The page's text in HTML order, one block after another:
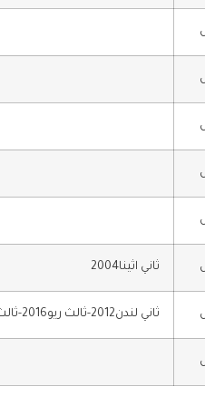
ثاني اثينا2004
ثاني لندن2012-ثالث ريو2016-ثالث طوكيو2020